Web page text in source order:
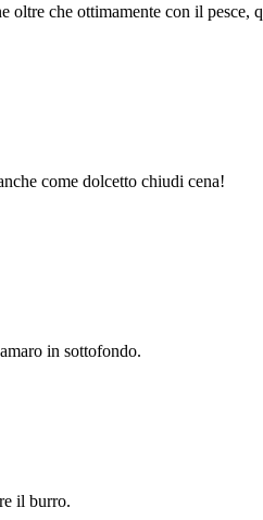
che ottimamente con il pesce,
come dolcetto chiudi cena!
in sottofondo.
il burro.